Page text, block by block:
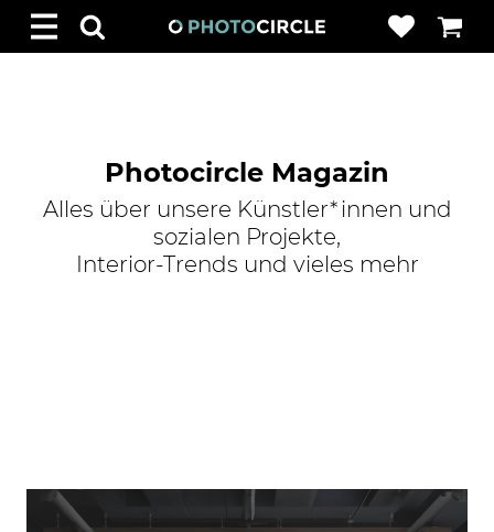
Photocircle Magazin
Alles über unsere Künstler*innen und
sozialen Projekte,
Interior-Trends und vieles mehr